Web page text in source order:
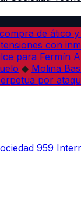
de ático
con
para Fermín
◆ Molina
por
959